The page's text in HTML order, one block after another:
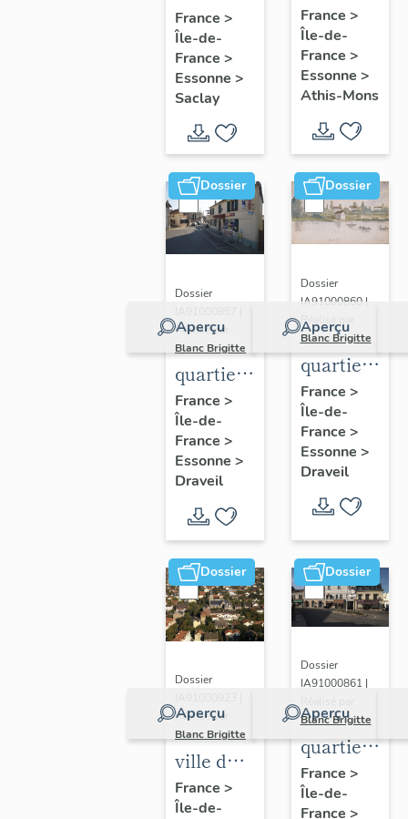
établissements
scientifiques
et
universitaires
du
plateau
de
Saclay
France >
Île-de-
France >
Essonne >
Saclay
de la
collégiale
de
chanoines
de la
de Saint-
Victor,
église
paroissiale
Denis
de
chanoines
de la
congrégation
de Saint-
Victor,
église
paroissiale
Saint-
Denis
France >
Île-de-
France >
Essonne >
Athis-Mons
Dossier
Aperçu
Dossier
Réalisé par
Blanc Brigitte
quartier
de
Mainville
France >
Île-de-
France >
Essonne >
Draveil
Dossier
Aperçu
Dossier
IA91000860 |
Réalisé par
Blanc Brigitte
quartier
des
bords de
Seine
France >
Île-de-
France >
Essonne >
Draveil
Dossier
Aperçu
Dossier
Réalisé par
Blanc Brigitte
ville de
Vigneux-
sur-
France >
Île-de-
Dossier
Aperçu
Dossier
IA91000861 |
Blanc Brigitte
quartier
du
centre
France >
Île-de-
France >